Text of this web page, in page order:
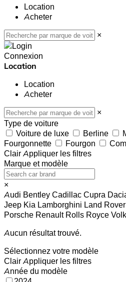
Location
Acheter
×
Connexion
Location
Location
Acheter
×
Type de voiture
Voiture de luxe
Berline
Fourgonnette
Fourgon
Clair Appliquer les filtres
Marque et modèle
×
Audi Bentley Cadillac Cupra
Jeep Kia Lamborghini Land Rover
Porsche Renault Rolls Royce
Aucun résultat trouvé.
Sélectionnez votre modèle
Clair Appliquer les filtres
Année du modèle